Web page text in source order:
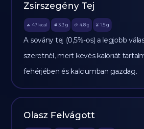
Zsírszegény Tej
🔥 47 kcal 🥩 3.3 g 🥔 4.8g 🫒 1.5 g
A sovány tej (0,5%-os) a legjobb
szeretnél, mert kevés kalóriát
fehérjében és kalciumban gazdag.
Olasz Felvágott